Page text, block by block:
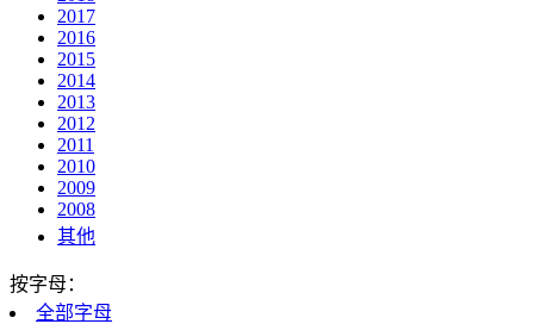
2017
2016
2015
2014
2013
2012
2011
2010
2009
2008
其他
按字母：
全部字母